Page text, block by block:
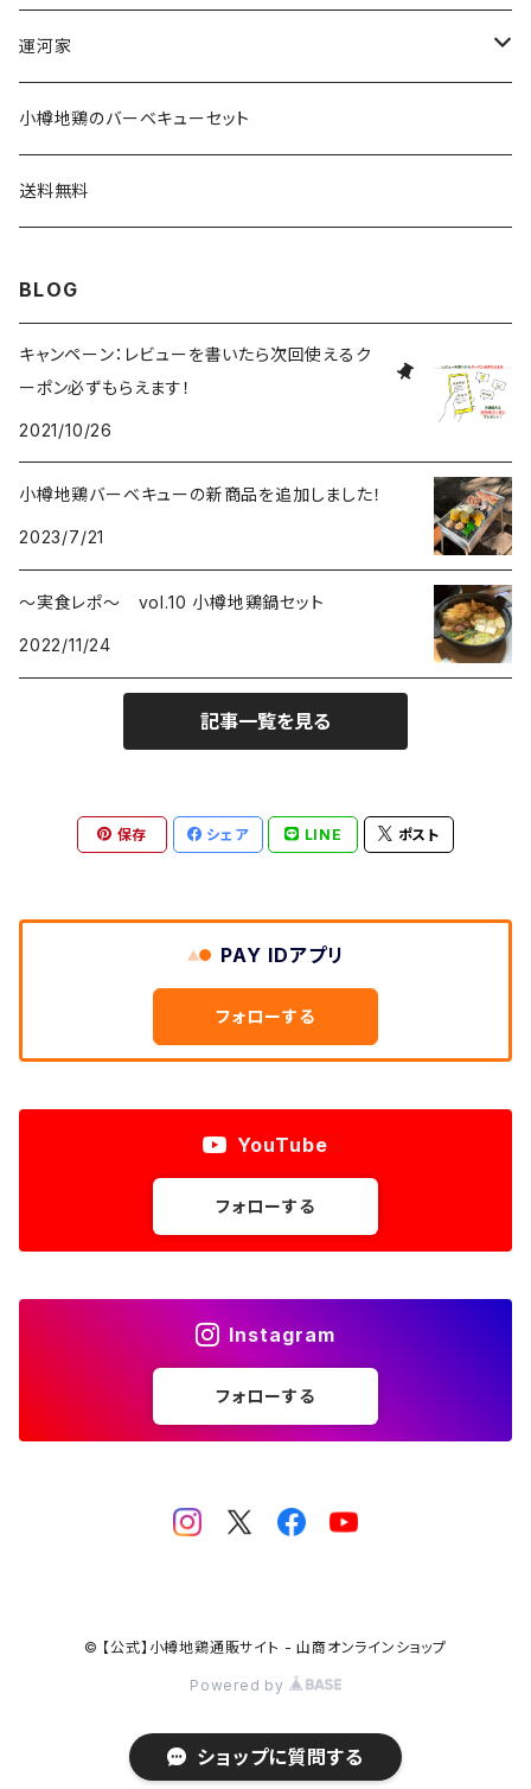
小樽地鶏の燻製
小樽地鶏のバーベキュー
ギフトセット
ギフトセット
運河家
ギフトセット
小樽地鶏のバーベキューセット
送料無料
BLOG
キャンペーン：レビューを書いたら次回使えるク
ーポン必ずもらえます！
2021/10/26
小樽地鶏バーベキューの新商品を追加しました！
2023/7/21
～実食レポ～ vol.10 小樽地鶏鍋セット
2022/11/24
記事一覧を見る
保存 シェア LINE ポスト
PAY IDアプリ
フォローする
YouTube
フォローする
Instagram
フォローする
© 【公式】小樽地鶏通販サイト - 山商オンラインショップ
Powered by
ショップに質問する